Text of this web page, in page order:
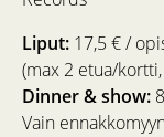
Liput: 17,5 € /
(max 2 etua/
Dinner & show:
Vain